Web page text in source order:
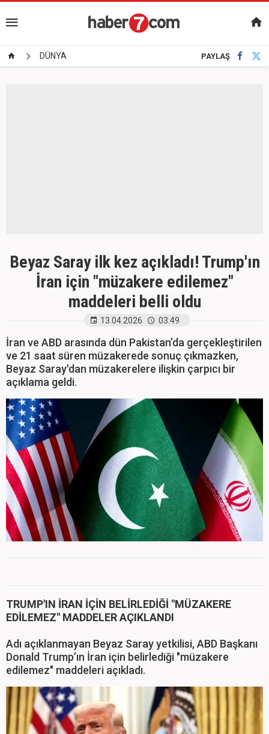
DÜNYA PAYLAŞ
Beyaz Saray ilk kez açıkladı! Trump'ın
İran için "müzakere edilemez"
maddeleri belli oldu
13.04.2026 03:49
İran ve ABD arasında dün Pakistan’da gerçekleştirilen
ve 21 saat süren müzakerede sonuç çıkmazken,
Beyaz Saray'dan müzakerelere ilişkin çarpıcı bir
açıklama geldi.
TRUMP'IN İRAN İÇİN BELİRLEDİĞİ "MÜZAKERE
EDİLEMEZ" MADDELER AÇIKLANDI
Adı açıklanmayan Beyaz Saray yetkilisi, ABD Başkanı
Donald Trump’ın İran için belirlediği "müzakere
edilemez" maddeleri açıkladı.